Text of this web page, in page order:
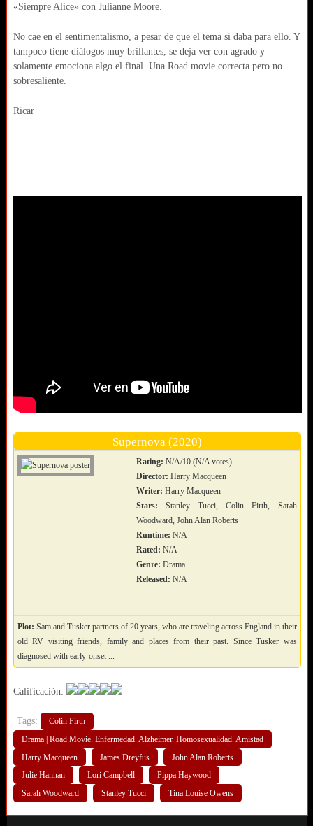
«Siempre Alice» con Julianne Moore.
No cae en el sentimentalismo, a pesar de que el tema si daba para ello. Y
tampoco tiene diálogos muy brillantes, se deja ver con agrado y
solamente emociona algo el final. Una Road movie correcta pero no
sobresaliente.
Ricar
Supernova (2020)
Rating: N/A/10 (N/A votes)
Director: Harry Macqueen
Writer: Harry Macqueen
Stars: Stanley Tucci, Colin Firth, Sarah
Woodward, John Alan Roberts
Runtime: N/A
Rated: N/A
Genre: Drama
Released: N/A
Plot: Sam and Tusker partners of 20 years, who are traveling across England in their
old RV visiting friends, family and places from their past. Since Tusker was
diagnosed with early-onset ...
Calificación:
Tags:
Colin Firth
Drama | Road Movie. Enfermedad. Alzheimer. Homosexualidad. Amistad
Harry Macqueen
James Dreyfus
John Alan Roberts
Julie Hannan
Lori Campbell
Pippa Haywood
Sarah Woodward
Stanley Tucci Tina Louise Owens